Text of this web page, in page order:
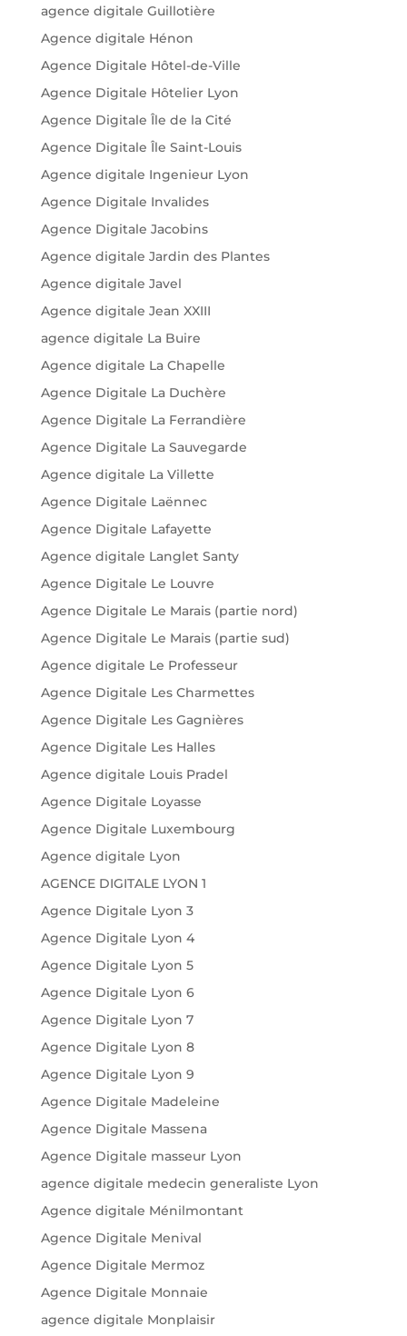
agence digitale Guillotière
Agence digitale Hénon
Agence Digitale Hôtel-de-Ville
Agence Digitale Hôtelier Lyon
Agence Digitale Île de la Cité
Agence Digitale Île Saint-Louis
Agence digitale Ingenieur Lyon
Agence Digitale Invalides
Agence Digitale Jacobins
Agence digitale Jardin des Plantes
Agence digitale Javel
Agence digitale Jean XXIII
agence digitale La Buire
Agence digitale La Chapelle
Agence Digitale La Duchère
Agence Digitale La Ferrandière
Agence Digitale La Sauvegarde
Agence digitale La Villette
Agence Digitale Laënnec
Agence Digitale Lafayette
Agence digitale Langlet Santy
Agence Digitale Le Louvre
Agence Digitale Le Marais (partie nord)
Agence Digitale Le Marais (partie sud)
Agence digitale Le Professeur
Agence Digitale Les Charmettes
Agence Digitale Les Gagnières
Agence Digitale Les Halles
Agence digitale Louis Pradel
Agence Digitale Loyasse
Agence Digitale Luxembourg
Agence digitale Lyon
AGENCE DIGITALE LYON 1
Agence Digitale Lyon 3
Agence Digitale Lyon 4
Agence Digitale Lyon 5
Agence Digitale Lyon 6
Agence Digitale Lyon 7
Agence Digitale Lyon 8
Agence Digitale Lyon 9
Agence Digitale Madeleine
Agence Digitale Massena
Agence Digitale masseur Lyon
agence digitale medecin generaliste Lyon
Agence digitale Ménilmontant
Agence Digitale Menival
Agence Digitale Mermoz
Agence Digitale Monnaie
agence digitale Monplaisir